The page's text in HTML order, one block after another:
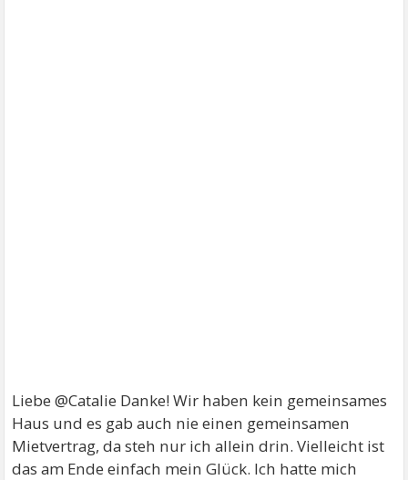
Liebe @Catalie Danke! Wir haben kein gemeinsames
Haus und es gab auch nie einen gemeinsamen
Mietvertrag, da steh nur ich allein drin. Vielleicht ist
das am Ende einfach mein Glück. Ich hatte mich